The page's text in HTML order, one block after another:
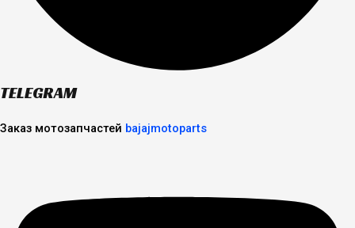
TELEGRAM
Заказ мотозапчастей bajajmotoparts